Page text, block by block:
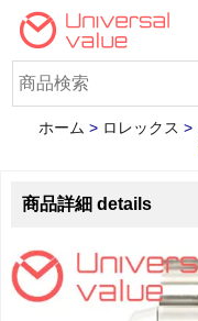
ホーム > ロレックス >
商品詳細 details